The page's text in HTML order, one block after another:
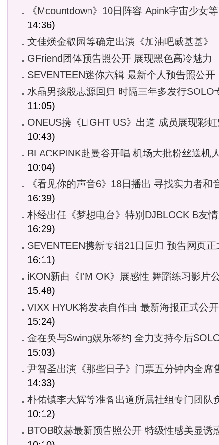
《Mcountdown》10日阵容 Apink宇宙少女
14:36)
文佳煐金叡园等确定出演《加油吧威基基》
GFriend团体预告照公开 展现黑色高冷魅力
SEVENTEEN迷你六辑 最新个人预告照公开
水晶男孩殷志源回归 时隔三年多发行SOLO
11:05)
ONEUS携《LIGHT US》出道 成员展现彩
10:43)
BLACKPINK赴曼谷开唱 机场大批粉丝送机
10:04)
《看见你的声音6》18日播出 寻找实力者和
16:39)
朴经出任《梦想电台》特别DJBLOCK B友
16:29)
SEVENTEEN携新专辑21日回归 预告网页正
16:11)
iKON新曲《I'M OK》展感性 舞蹈练习影片
15:48)
VIXX HYUK将发表自作曲 最新海报正式公开
15:24)
金在奂与Swing娱乐签约 全力支持今后
15:03)
尹智圣出演《那些日子》门票五分钟内全席
14:33)
朴佑镇李大辉等准备出道所属社组专门团队
10:12)
BTOB旼赫最新预告照公开 特级性感美显诱